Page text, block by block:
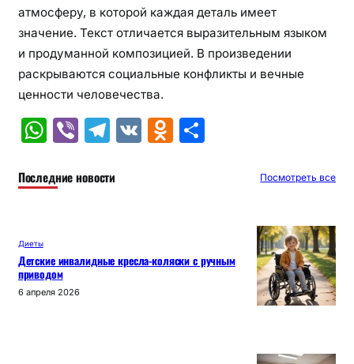
атмосферу, в которой каждая деталь имеет
значение. Текст отличается выразительным языком
и продуманной композицией. В произведении
раскрываются социальные конфликты и вечные
ценности человечества.
W
at
p
p
Vi
er
T
e
m
V O
a
О
в
Последние новости Посмотреть все
Диеты
Детские инвалидные кресла-коляски с ручным
приводом
6 апреля 2026